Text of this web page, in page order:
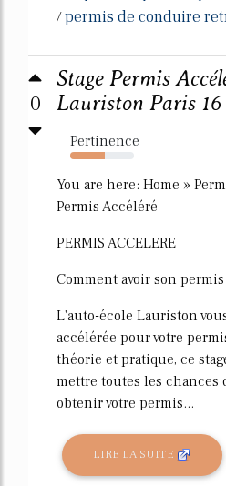
/permis de conduire
0
Stage Permis
Lauriston Paris 16
Pertinence
54%
You are here: Home »
Permis Accéléré
PERMIS ACCELERE
Comment avoir son
L'auto-école Lauriston
accélérée pour votre
théorie et pratique, ce
mettre toutes les chances
obtenir votre permis...
LIRE LA SUITE